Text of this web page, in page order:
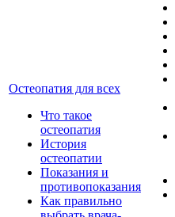
Остеопатия для всех
Что такое
остеопатия
История
остеопатии
Показания и
противопоказания
Как правильно